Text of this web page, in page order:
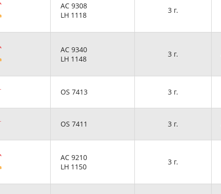
AC 9308
LH 1118
3 г.
AC 9340
LH 1148
3 г.
OS 7413 3 г.
OS 7411 3 г.
AC 9210
LH 1150
3 г.